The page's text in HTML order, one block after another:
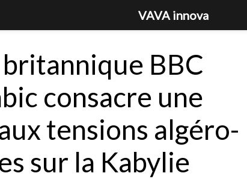
britannique BBC
consacre une
tensions algéro-
sur la Kabylie
VAVA innova